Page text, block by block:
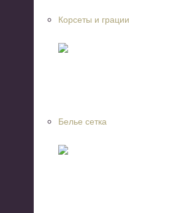
Корсеты и грации
Белье сетка